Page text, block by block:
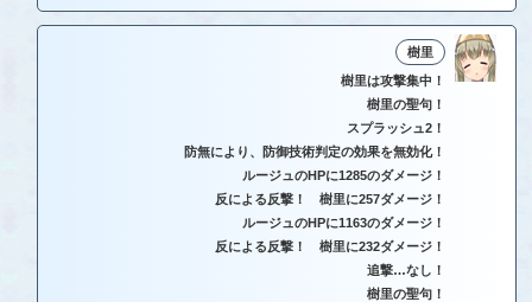
樹里
樹里は攻撃集中！
樹里の聖句！
スプラッシュ2！
防無により、防御技術判定の効果を無効化！
ルージュのHPに1285のダメージ！
反による反撃！ 樹里に257ダメージ！
ルージュのHPに1163のダメージ！
反による反撃！ 樹里に232ダメージ！
追撃…なし！
樹里の聖句！